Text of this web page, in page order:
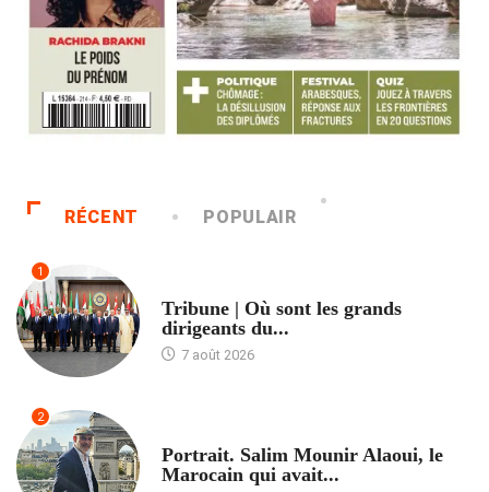
RÉCENT POPULAIR
1
Tribune | Où sont les grands
dirigeants du...
7 août 2026
2
Portrait. Salim Mounir Alaoui, le
Marocain qui avait...